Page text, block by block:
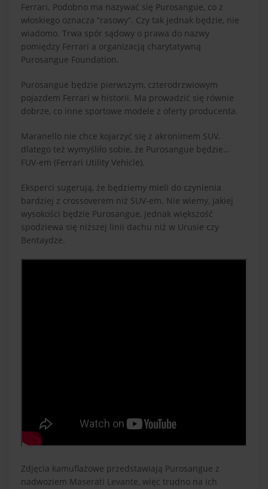
Ferrari. Podobno ma nazywać się Purosangue, co z
włoskiego oznacza “rasowy”. Czy tak jednak będzie, nie
wiadomo. Trwa spór sądowy o prawa do nazwy
pomiędzy Ferrari a organizacją charytatywną
Purosangue Foundation.
Purosangue będzie pierwszym, czterodrzwiowym
pojazdem Ferrari w historii. Ma prowadzić się równie
dobrze, co inne sportowe modele z oferty producenta.
Maranello nie chce kojarzyć się z akronimem SUV,
dlatego też wymyśliło sobie, że Purosangue będzie…
FUV-em (Ferrari Utility Vehicle).
Eksperci sugerują, że będziemy mieli do czynienia
bardziej z crossoverem niż SUV-em. Nie wiemy, jakiej
wysokości będzie Purosangue, jednak większość
spodziewa się niższej linii dachu niż w Urusie czy
Bentaydze.
Zdjęcia kamuflażowe przedstawiają Purosangue z
nadwoziem Maserati Levante, więc trudno na ich